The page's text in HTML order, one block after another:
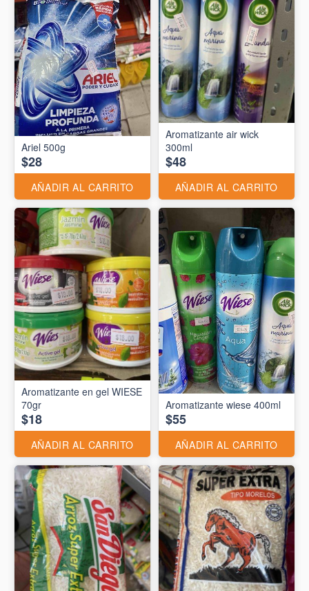
Ariel 500g
$28
AÑADIR AL CARRITO
Aromatizante air wick
300ml
$48
AÑADIR AL CARRITO
Aromatizante en gel WIESE
70gr
$18
AÑADIR AL CARRITO
Aromatizante wiese 400ml
$55
AÑADIR AL CARRITO